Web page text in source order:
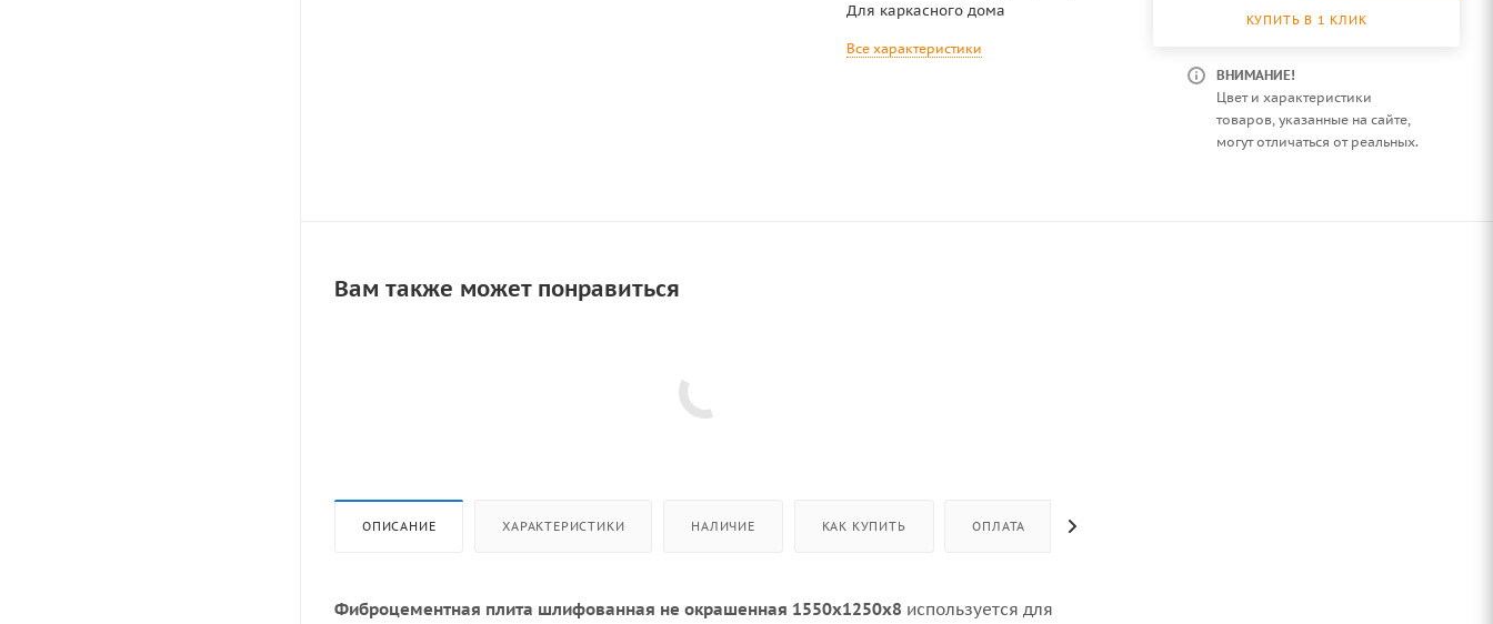
Для каркасного дома
Все характеристики
КУПИТЬ В 1 КЛИК
ВНИМАНИЕ!
Цвет и характеристики
товаров, указанные на сайте,
могут отличаться от реальных.
Вам также может понравиться
ОПИСАНИЕ ХАРАКТЕРИСТИКИ НАЛИЧИЕ КАК КУПИТЬ ОПЛАТА
Фиброцементная плита шлифованная не окрашенная 1550x1250x8 используется для